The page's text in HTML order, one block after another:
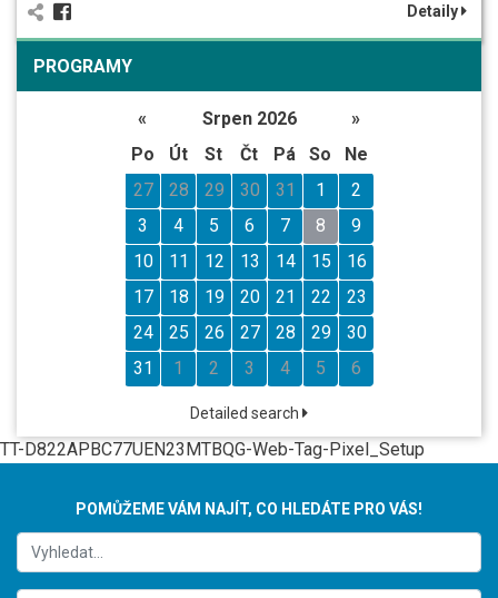
Detaily
PROGRAMY
« Srpen 2026
»
Po
Út St Čt Pá So
Ne
27
28 29 30 31 1
2
3
4 5 6 7 8
9
10
11 12 13 14 15
16
17
18 19 20 21 22
23
24
25 26 27 28 29
30
31
1 2 3 4 5 6
Detailed search
TT-D822APBC77UEN23MTBQG-Web-Tag-Pixel_Setup
POMŮŽEME VÁM NAJÍT, CO HLEDÁTE PRO VÁS!